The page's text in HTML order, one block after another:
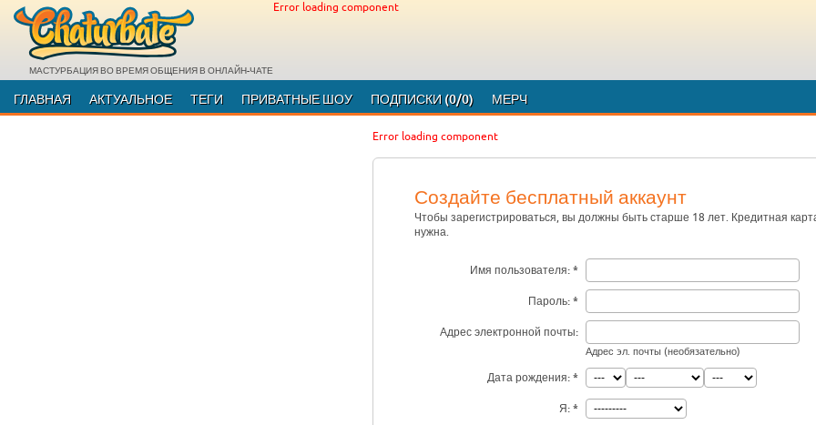
МАСТУРБАЦИЯ ВО ВРЕМЯ ОБЩЕНИЯ В ОНЛАЙН-ЧАТЕ
Error loading component
ГЛАВНАЯ АКТУАЛЬНОЕ ТЕГИ ПРИВАТНЫЕ ШОУ ПОДПИСКИ (0/0) МЕРЧ
Error loading component
Создайте бесплатный аккаунт
Чтобы зарегистрироваться, вы должны быть старше 18 лет. Кредитная
нужна.
Имя пользователя:
Пароль:
Адрес электронной почты:
Адрес эл. почты (необязательно)
Дата рождения:
Я: